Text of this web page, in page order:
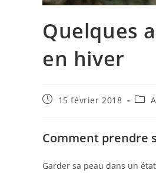
Quelques
en hiver
Publication
15 février 2018
Post
Comment prendre
Garder sa peau dans un